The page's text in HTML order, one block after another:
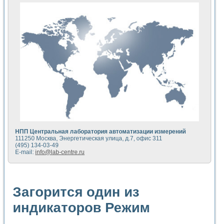
Разработка автоматизированного стенда для измерения
Применение среды LabVIEW для построения картины
Портативная система для определения показателей
Использование LabVIEW для управления источником
Устройство для снятия вольт-амперных характеристик
Передовые научные технологии: нано-, фемто-,
Автоматизированная установка по измерению временных
Автоматизированный лабораторный комплекс на базе
Визуализация моделирования и оптимизации тепловой
Виртуальный прибор для исследования функциональных
Исследование возможности создания экономичного
Исследование кинетики движения макрочастиц в
Метод прогнозирования свойств дисперсных продуктов
Недорогая система управления сверхпроводящим
Применение технологий NI в курсе экспериментальной
Расчет переноса аэрозоля и выпадения осадка в
Применение NI VISION для геометрического анализа в
Система температурной стабилизации
Управление движением с помощью программно -
НПП Центральная лаборатория автоматизации измерений
111250 Москва, Энергетическая улица, д.7, офис 311
(495) 134-03-49
E-mail: info@lab-centre.ru
Загорится один из
индикаторов Режим